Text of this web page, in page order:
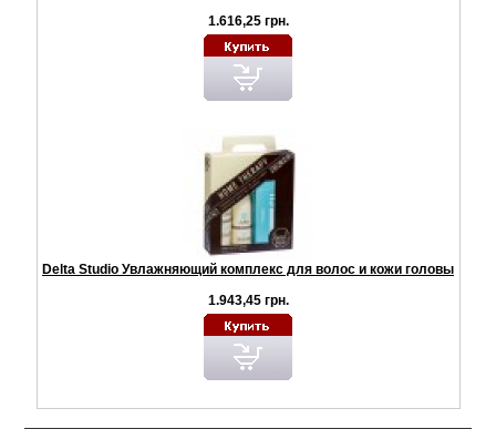
1.616,25 грн.
Delta Studio Увлажняющий комплекс для волос и кожи головы
1.943,45 грн.